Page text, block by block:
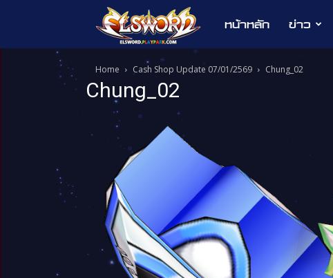
Elsword
หน้าหลัก ข่าว
Home Cash Shop Update 07/01/2569 Chung_02
Chung_02